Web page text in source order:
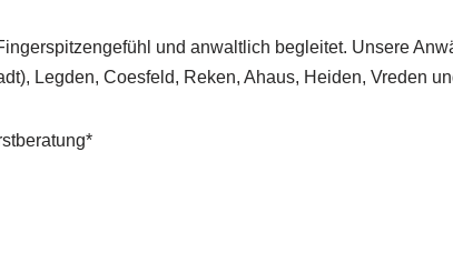
und anwaltlich begleitet. Unsere
Legden, Coesfeld, Reken, Ahaus, Heiden, Vreden